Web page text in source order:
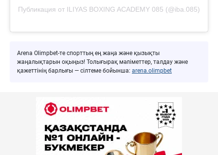
Публикация от ILIYAS BOXING ACADEMY 085 (@iba.085)
Arena Olimpbet-те спорттың ең жаңа және қызықты
жаңалықтарын оқыңыз! Толығырақ мәліметтер, талдау және
қажеттінің барлығы — сілтеме бойынша: arena.olimpbet